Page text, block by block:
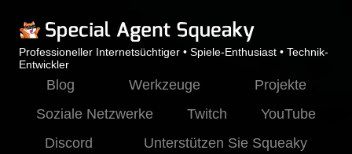
Professioneller Internetsüchtiger • Spiele-Enthusiast • Technik-
Entwickler
Blog Werkzeuge
Projekte
Soziale Netzwerke
Twitch
YouTube
Discord
Unterstützen Sie Squeaky